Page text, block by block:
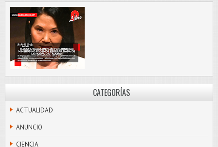
CATEGORÍAS
ACTUALIDAD
ANUNCIO
CIENCIA